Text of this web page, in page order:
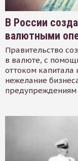
В России
валютными
Правительство
в валюте, с
оттоком капитала
нежелание
предупреждениям